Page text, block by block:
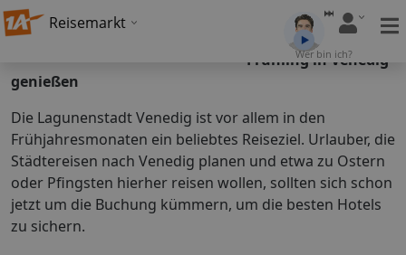
Reisemarkt
Wer bin ich?
Frühling in Venedig
genießen
Die Lagunenstadt Venedig ist vor allem in den
Frühjahresmonaten ein beliebtes Reiseziel. Urlauber, die
Städtereisen nach Venedig planen und etwa zu Ostern
oder Pfingsten hierher reisen wollen, sollten sich schon
jetzt um die Buchung kümmern, um die besten Hotels
zu sichern.